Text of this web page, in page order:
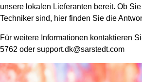
unsere lokalen Lieferanten bereit. Ob
Techniker sind, hier finden Sie die
Für weitere Informationen kontaktieren
5762 oder support.dk@sarstedt.com